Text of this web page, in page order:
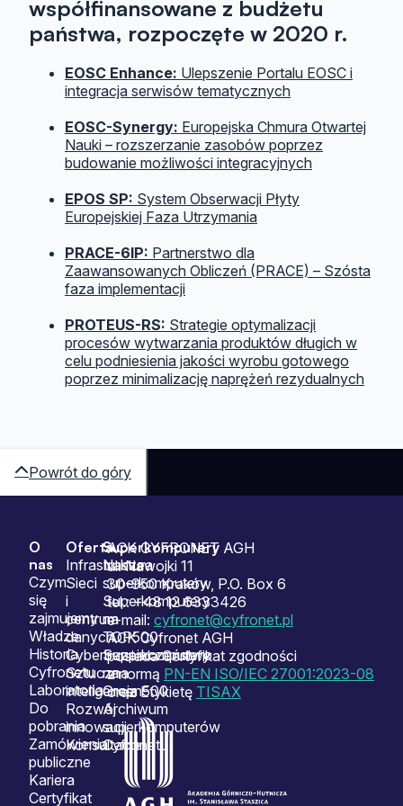
współfinansowane z budżetu
państwa, rozpoczęte w 2020 r.
EOSC Enhance: Ulepszenie Portalu EOSC i
integracja serwisów tematycznych
EOSC-Synergy: Europejska Chmura Otwartej
Nauki – rozszerzanie zasobów poprzez
budowanie możliwości integracyjnych
EPOS SP: System Obserwacji Płyty
Europejskiej Faza Utrzymania
PRACE-6IP: Partnerstwo dla
Zaawansowanych Obliczeń (PRACE) – Szósta
faza implementacji
PROTEUS-RS: Strategie optymalizacji
procesów wytwarzania produktów długich w
celu podniesienia jakości wyrobu gotowego
poprzez minimalizację naprężeń rezydualnych
Powrót do góry
Sitemap
O
nas
Czym
się
zajmujemy
Władze
Historia
Cyfronetu
Laboratoria
Do
pobrania
Zamówienia
publiczne
Kariera
Certyfikat
Oferta
Infrastruktura
Sieci
i
centrum
danych
Cyberbezpieczeństwo
Sztuczna
inteligencja
Rozwój
innowacji
Konsultacje
Superkomputery
Nasze
superkomputery
Superkomputery
na
TOP500
Superkomputery
na
Green500
Archiwum
superkomputerów
Cyfronetu
ACK CYFRONET AGH
ul. Nawojki 11
30-950 Kraków, P.O. Box 6
tel.: +48 12 6333426
e-mail: cyfronet@cyfronet.pl
ACK Cyfronet AGH
posiada Certyfikat zgodności
z normą PN-EN ISO/IEC 27001:2023-08
oraz Etykietę TISAX